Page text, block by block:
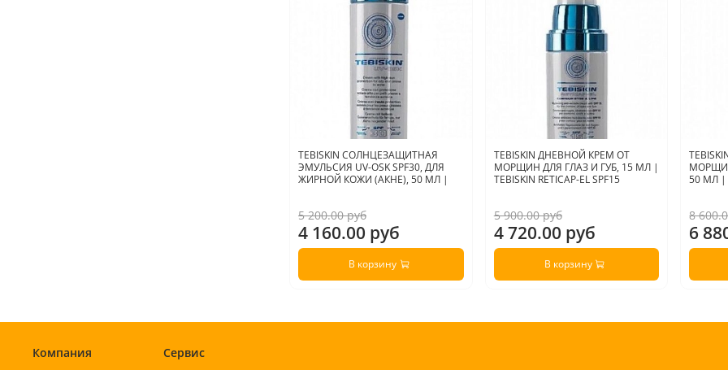
TEBISKIN СОЛНЦЕЗАЩИТНАЯ
ЭМУЛЬСИЯ UV-OSK SPF30, ДЛЯ
ЖИРНОЙ КОЖИ (АКНЕ), 50 МЛ |
5 200.00 руб
4 160.00 руб
В корзину
TEBISKIN ДНЕВНОЙ КРЕМ ОТ
МОРЩИН ДЛЯ ГЛАЗ И ГУБ, 15 МЛ |
TEBISKIN RETICAP-EL SPF15
5 900.00 руб
4 720.00 руб
В корзину
50 МЛ |
8
6
Компания Сервис